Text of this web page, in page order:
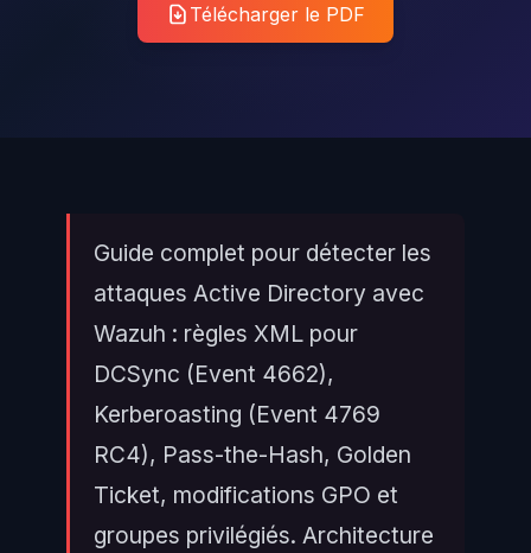
Télécharger le PDF
Guide complet pour détecter les
attaques Active Directory avec
Wazuh : règles XML pour
DCSync (Event 4662),
Kerberoasting (Event 4769
RC4), Pass-the-Hash, Golden
Ticket, modifications GPO et
groupes privilégiés. Architecture